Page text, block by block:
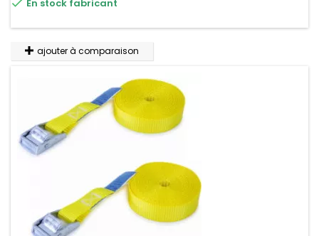
n'absorbe pas l'eau.
En stock fabricant
ajouter à comparaison